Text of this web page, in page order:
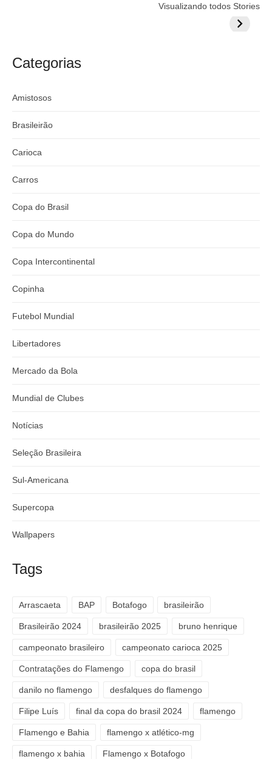
Visualizando todos Stories
argentino
do
Categorias
Amistosos
Brasileirão
Carioca
Carros
Copa do Brasil
Copa do Mundo
Copa Intercontinental
Copinha
Futebol Mundial
Libertadores
Mercado da Bola
Mundial de Clubes
Notícias
Seleção Brasileira
Sul-Americana
Supercopa
Wallpapers
Tags
Arrascaeta BAP Botafogo brasileirão
Brasileirão 2024 brasileirão 2025 bruno henrique
campeonato brasileiro campeonato carioca 2025
Contratações do Flamengo copa do brasil
danilo no flamengo desfalques do flamengo
Filipe Luís final da copa do brasil 2024 flamengo
Flamengo e Bahia flamengo x atlético-mg
flamengo x bahia Flamengo x Botafogo